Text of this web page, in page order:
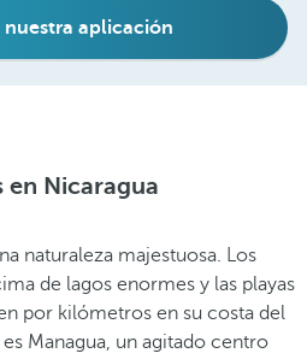
nuestra aplicación
en Nicaragua
naturaleza majestuosa. Los
de lagos enormes y las playas
por kilómetros en su costa del
Managua, un agitado centro